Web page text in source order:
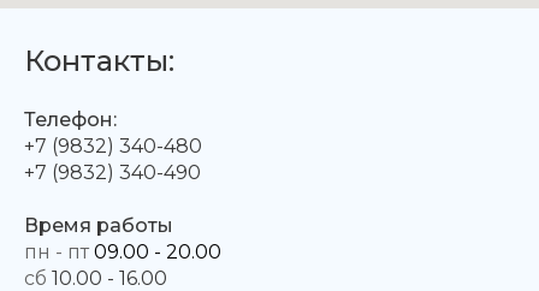
Контакты:
Телефон:
+7 (9832) 340-480
+7 (9832) 340-490
Время работы
пн - пт 09.00 - 20.00
сб 10.00 - 16.00